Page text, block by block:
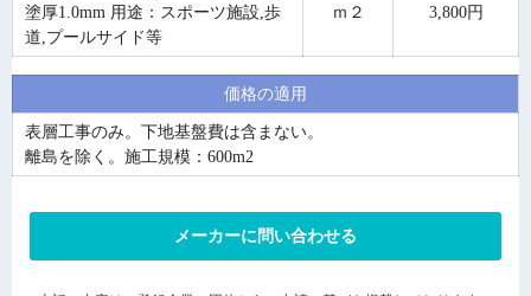
塗厚1.0mm 用途：スポーツ施設,歩
道,プールサイド等
ｍ２ 3,800円
価格の適用
表層工事のみ。下地基盤費は含まない。
離島を除く。施工規模：600m2
メーカーに問い合わせる